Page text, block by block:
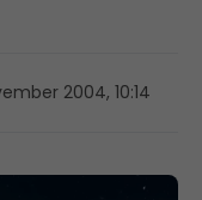
2004, 10:14